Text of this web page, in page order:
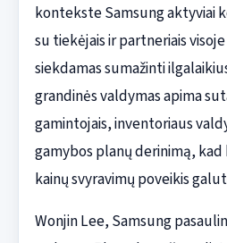
kontekste Samsung aktyviai
su tiekėjais ir partneriais
siekdamas sumažinti
grandinės valdymas apima
gamintojais, inventoriaus
gamybos planų derinimą,
kainų svyravimų poveikis
Wonjin Lee, Samsung